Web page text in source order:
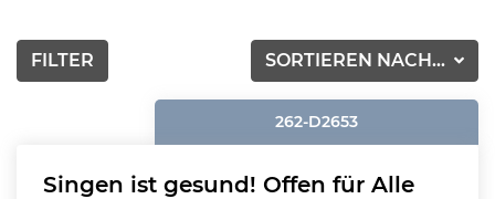
SORTIEREN NACH...
FILTER
262-D2653
Singen ist gesund! Offen für Alle